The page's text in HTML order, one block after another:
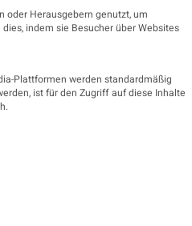
98. Kongress der
vom 12. bis 15.
und online per
Informationen sind auf
oder Herausgebern genutzt, um
indem sie Besucher über Websites
Plattformen werden standardmäßig
ist für den Zugriff auf diese Inhalte